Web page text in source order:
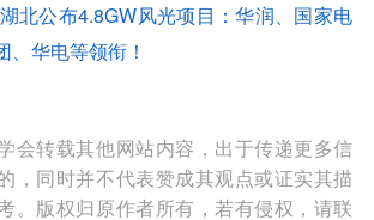
北公布4.8GW风光项目：华润、国家电
华电等领衔！
会转载其他网站内容，出于传递更多信
，同时并不代表赞成其观点或证实其描
。版权归原作者所有，若有侵权，请联